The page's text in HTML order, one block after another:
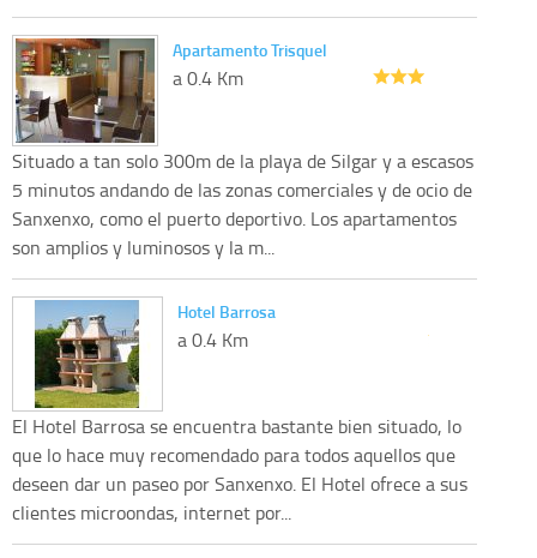
Apartamento Trisquel
a 0.4 Km
Situado a tan solo 300m de la playa de Silgar y a escasos
5 minutos andando de las zonas comerciales y de ocio de
Sanxenxo, como el puerto deportivo. Los apartamentos
son amplios y luminosos y la m...
Hotel Barrosa
a 0.4 Km
El Hotel Barrosa se encuentra bastante bien situado, lo
que lo hace muy recomendado para todos aquellos que
deseen dar un paseo por Sanxenxo. El Hotel ofrece a sus
clientes microondas, internet por...